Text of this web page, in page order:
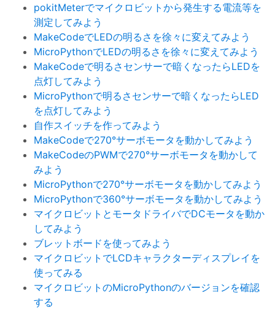
pokitMeterでマイクロビットから発生する電流等を
測定してみよう
MakeCodeでLEDの明るさを徐々に変えてみよう
MicroPythonでLEDの明るさを徐々に変えてみよう
MakeCodeで明るさセンサーで暗くなったらLEDを
点灯してみよう
MicroPythonで明るさセンサーで暗くなったらLED
を点灯してみよう
自作スイッチを作ってみよう
MakeCodeで270°サーボモータを動かしてみよう
MakeCodeのPWMで270°サーボモータを動かして
みよう
MicroPythonで270°サーボモータを動かしてみよう
MicroPythonで360°サーボモータを動かしてみよう
マイクロビットとモータドライバでDCモータを動か
してみよう
ブレットボードを使ってみよう
マイクロビットでLCDキャラクターディスプレイを
使ってみる
マイクロビットのMicroPythonのバージョンを確認
する